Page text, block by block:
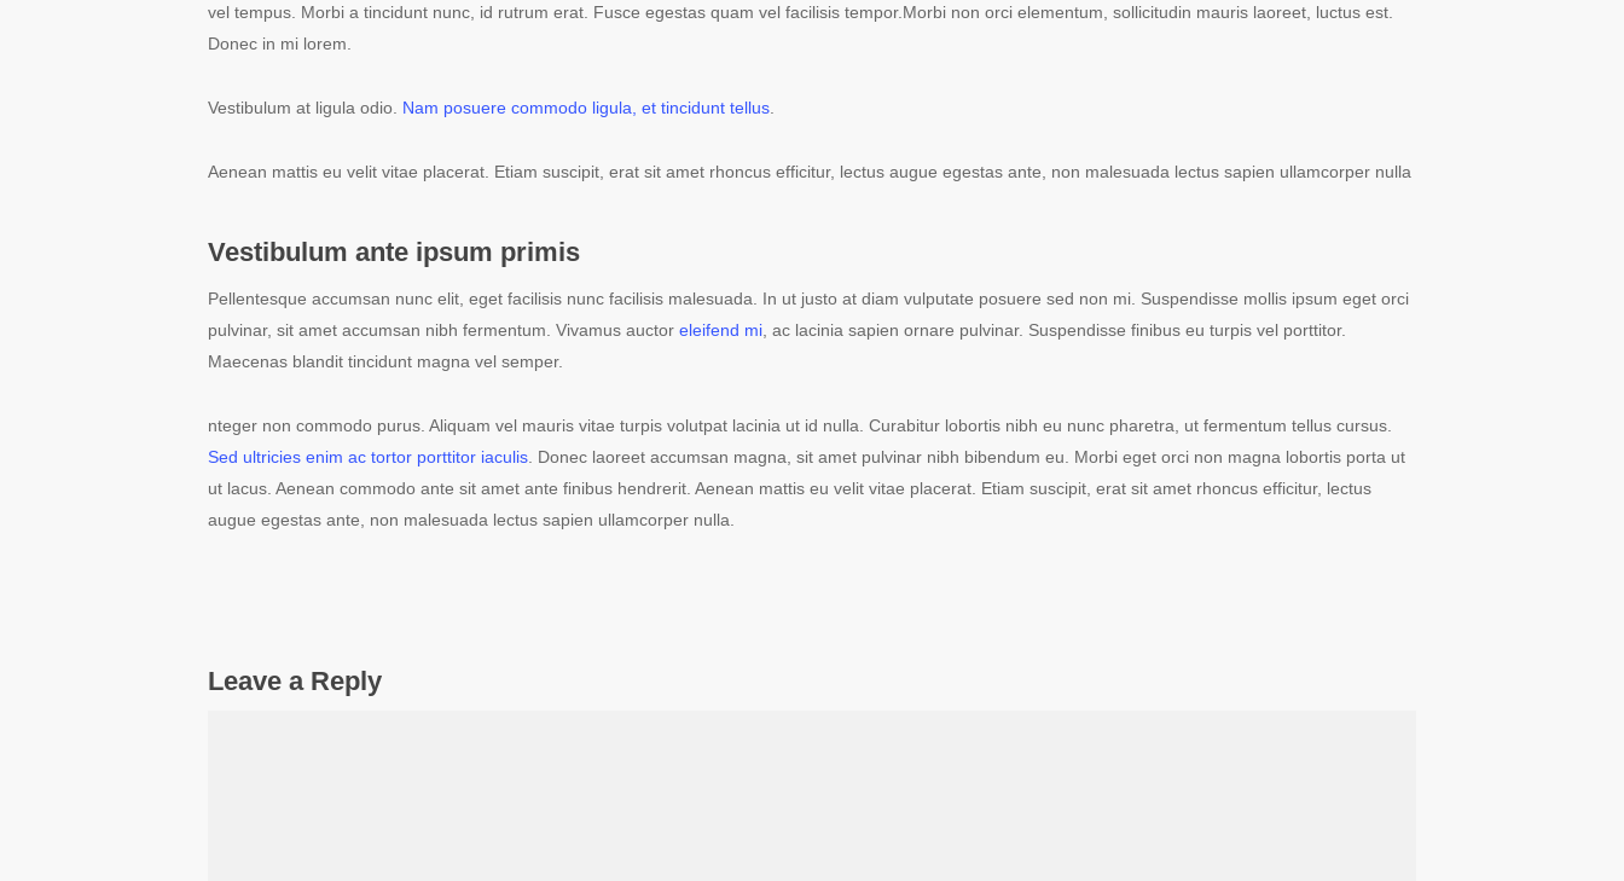
vel tempus. Morbi a tincidunt nunc, id rutrum erat. Fusce egestas quam vel facilisis tempor.Morbi non orci elementum, sollicitudin mauris laoreet, luctus est.
Donec in mi lorem.
Vestibulum at ligula odio. Nam posuere commodo ligula, et tincidunt tellus
Aenean mattis eu velit vitae placerat. Etiam suscipit, erat sit amet rhoncus efficitur, lectus augue egestas ante, non malesuada lectus sapien ullamcorper nulla
Vestibulum ante ipsum primis
Pellentesque accumsan nunc elit, eget facilisis nunc facilisis malesuada. In ut justo at diam vulputate posuere sed non mi. Suspendisse mollis ipsum eget orci
pulvinar, sit amet accumsan nibh fermentum. Vivamus auctor eleifend mi , ac lacinia sapien ornare pulvinar. Suspendisse finibus eu turpis vel porttitor.
Maecenas blandit tincidunt magna vel semper.
nteger non commodo purus. Aliquam vel mauris vitae turpis volutpat lacinia ut id nulla. Curabitur lobortis nibh eu nunc pharetra, ut fermentum tellus cursus.
Sed ultricies enim ac tortor porttitor iaculis . Donec laoreet accumsan magna, sit amet pulvinar nibh bibendum eu. Morbi eget orci non magna lobortis porta ut
ut lacus. Aenean commodo ante sit amet ante finibus hendrerit. Aenean mattis eu velit vitae placerat. Etiam suscipit, erat sit amet rhoncus efficitur, lectus
augue egestas ante, non malesuada lectus sapien ullamcorper nulla.
Leave a Reply